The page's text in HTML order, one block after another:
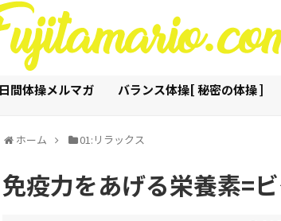
間体操メルマガ バランス体操[ 秘密の体操 ]
ホーム 01:リラックス
免疫力をあげる栄養素=